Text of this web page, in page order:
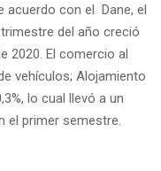
acuerdo con el Dane, el
del año creció
2020. El comercio al
vehículos; Alojamiento
lo cual llevó a un
el primer semestre.